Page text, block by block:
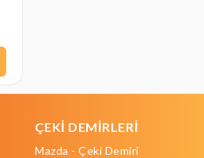
ÇEKİ DEMİRLERİ
Mazda - Çeki Demiri